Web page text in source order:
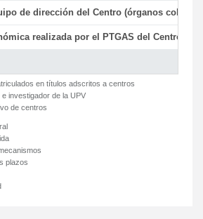
de dirección del Centro (órganos
realizada por el PTGAS del Centro
en títulos adscritos a centros
investigador de la UPV
de centros
plazos